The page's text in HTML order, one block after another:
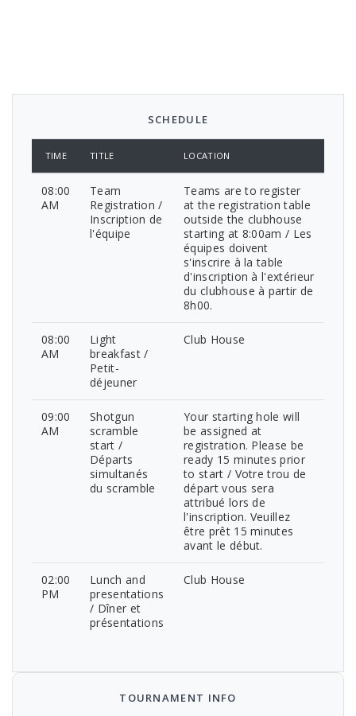
SCHEDULE
TIME TITLE LOCATION
08:00
AM
Team
Registration /
Inscription de
l'équipe
Teams are to register
at the registration table
outside the clubhouse
starting at 8:00am / Les
équipes doivent
s'inscrire à la table
d'inscription à l'extérieur
du clubhouse à partir de
8h00.
08:00
AM
Light
breakfast /
Petit-
déjeuner
Club House
09:00
AM
Shotgun
scramble
start /
Départs
simultanés
du scramble
Your starting hole will
be assigned at
registration. Please be
ready 15 minutes prior
to start / Votre trou de
départ vous sera
attribué lors de
l'inscription. Veuillez
être prêt 15 minutes
avant le début.
02:00
PM
Lunch and
presentations
/ Dîner et
présentations
Club House
TOURNAMENT INFO